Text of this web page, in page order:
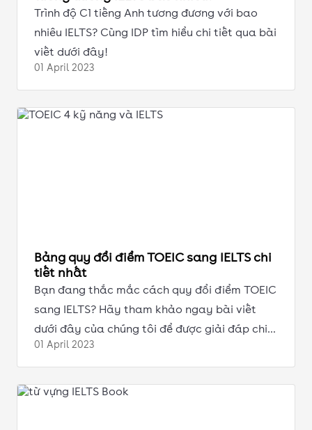
Trình độ C1 tiếng Anh tương đương với bao
nhiêu IELTS? Cùng IDP tìm hiểu chi tiết qua bài
viết dưới đây!
01 April 2023
Bảng quy đổi điểm TOEIC sang IELTS chi
tiết nhất
Bạn đang thắc mắc cách quy đổi điểm TOEIC
sang IELTS? Hãy tham khảo ngay bài viết
dưới đây của chúng tôi để được giải đáp chi
tiết nhất!
01 April 2023